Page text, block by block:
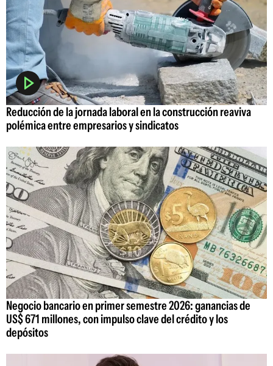
Reducción de la jornada laboral en la construcción reaviva
polémica entre empresarios y sindicatos
Negocio bancario en primer semestre 2026: ganancias de
US$ 671 millones, con impulso clave del crédito y los
depósitos